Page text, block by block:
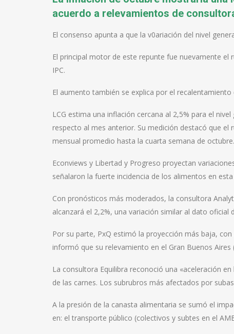
acuerdo a relevamientos de
El consenso apunta a que la v0ariación del nivel
El principal motor de este repunte fue nuevamente
IPC.
El aumento también se explica por el
LCG estima una inflación cercana al 2,5% para el
respecto al mes anterior. Su medición destacó que
mensual promedio hasta la cuarta semana de octubre.
Econviews y Libertad y Progreso proyectan
señalaron la fuerte incidencia de los alimentos en
Con pronósticos más moderados, la consultora
alcanzará el 2,2%, una variación similar al dato oficial
Por su parte, PxQ estimó la proyección más baja,
informó que su relevamiento en el Gran Buenos
La consultora Equilibra reconoció una «aceleración
de las carnes. Los subrubros más afectados por
A la presión de la canasta alimentaria se sumó el
en: el transporte público (colectivos y subtes en el